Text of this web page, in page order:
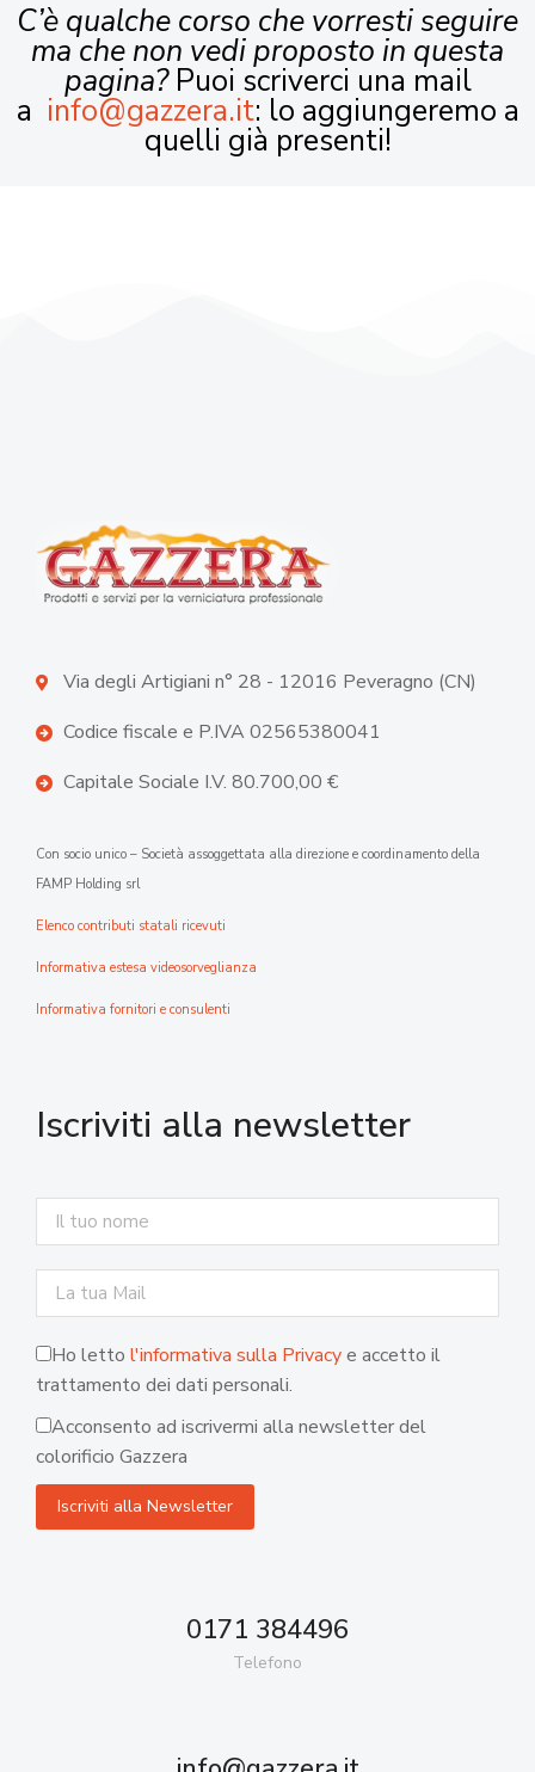
C’è qualche corso che vorresti seguire
ma che non vedi proposto in questa
pagina?Puoi scriverci una mail
a info@gazzera.it: lo aggiungeremo a
quelli già presenti!
Via degli Artigiani n° 28 - 12016 Peveragno (CN)
Codice fiscale e P.IVA 02565380041
Capitale Sociale I.V. 80.700,00 €
Con socio unico – Società assoggettata alla direzione e coordinamento della
FAMP Holding srl
Elenco contributi statali ricevuti
Informativa estesa videosorveglianza
Informativa fornitori e consulenti
Iscriviti alla newsletter
Ho letto l'informativa sulla Privacye accetto il
trattamento dei dati personali.
Acconsento ad iscrivermi alla newsletter del
colorificio Gazzera
0171 384496
Telefono